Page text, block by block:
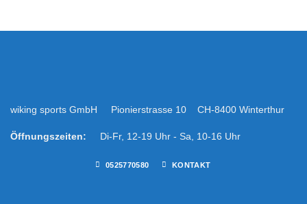
wiking sports GmbH Pionierstrasse 10 CH-8400 Winterthur
Öffnungszeiten: Di-Fr, 12-19 Uhr - Sa, 10-16 Uhr
0525770580 KONTAKT